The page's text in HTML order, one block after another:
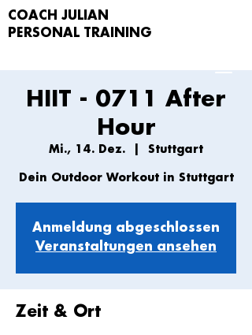
COACH JULIAN
PERSONAL TRAIN
ING
HIIT - 0711 After
Hour
Mi., 14. Dez. Stuttgart
Dein Outdoor Workout in Stuttgart
Anmeldung abgeschlossen
Veranstaltungen ansehen
Zeit & Ort